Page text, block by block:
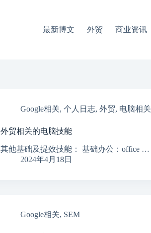
最新博文 外贸 商业资讯
Google相关, 个人日志, 外贸, 电脑相关
外贸相关的电脑技能
其他基础及提效技能： 基础办公：office …
2024年4月18日
Google相关, SEM